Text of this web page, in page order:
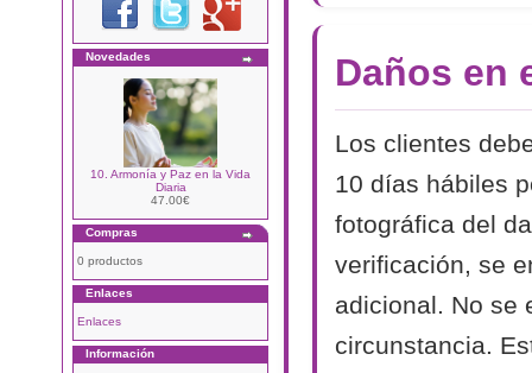
Novedades
10. Armonía y Paz en la Vida
Diaria
47.00€
Compras
0 productos
Enlaces
Enlaces
Información
Daños en
Los clientes
10 días hábiles
fotográfica del
verificación, se
adicional. No se
circunstancia.